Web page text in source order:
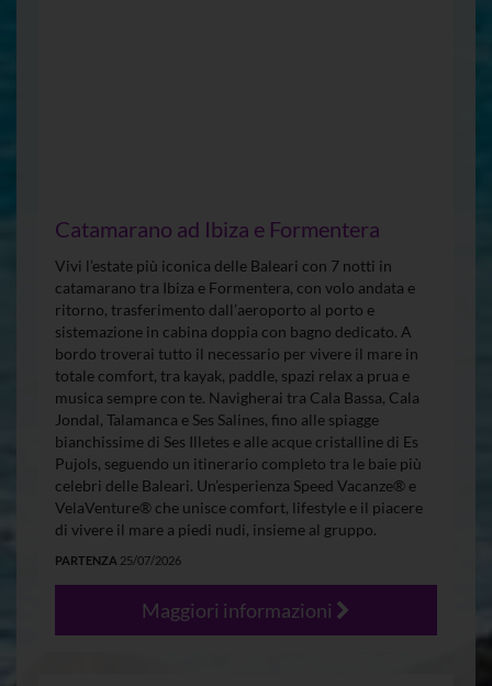
Catamarano ad Ibiza e Formentera
Vivi l’estate più iconica delle Baleari con 7 notti in
catamarano tra Ibiza e Formentera, con volo andata e
ritorno, trasferimento dall’aeroporto al porto e
sistemazione in cabina doppia con bagno dedicato. A
bordo troverai tutto il necessario per vivere il mare in
totale comfort, tra kayak, paddle, spazi relax a prua e
musica sempre con te. Navigherai tra Cala Bassa, Cala
Jondal, Talamanca e Ses Salines, fino alle spiagge
bianchissime di Ses Illetes e alle acque cristalline di Es
Pujols, seguendo un itinerario completo tra le baie più
celebri delle Baleari. Un’esperienza Speed Vacanze® e
VelaVenture® che unisce comfort, lifestyle e il piacere
di vivere il mare a piedi nudi, insieme al gruppo.
PARTENZA 25/07/2026
Maggiori informazioni